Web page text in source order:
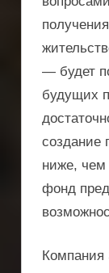
— будет
будущих
создание
ниже, чем
фонд
Компания